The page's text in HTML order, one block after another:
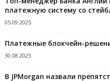
платежную систему со
05.09.2025
Платежные блокчейн-
30.08.2025
В JPMorgan назвали